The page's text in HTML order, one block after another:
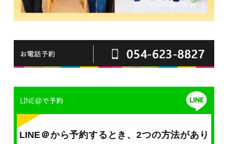
LINE＠から予約するとき、2つの方法があり